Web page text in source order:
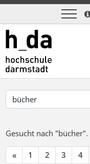
Gesucht nach "bücher".
« 1 2 3 4